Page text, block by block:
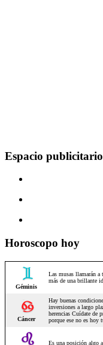
Espacio publicitario
Horoscopo hoy